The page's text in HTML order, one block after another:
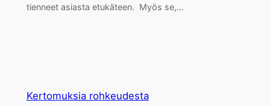
tienneet asiasta etukäteen. Myös se,…
Kertomuksia rohkeudesta